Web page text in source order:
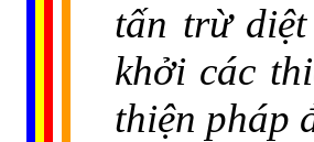
tấn trừ
khởi các
thiện pháp